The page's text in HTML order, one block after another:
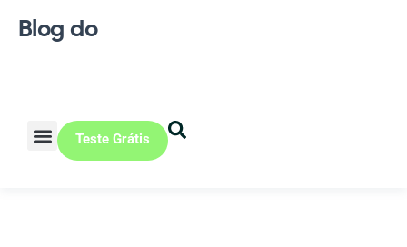
Blog do
Teste Grátis